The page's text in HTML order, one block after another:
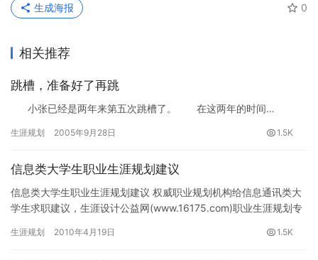
0
生成海报
相关推荐
跳槽，准备好了再跳
小张已经是两年来第五次跳槽了。 在这两年的时间…
生涯规划 2005年9月28日 1.5K
信息类大学生职业生涯规划建议
信息类大学生职业生涯规划建议 权威职业规划机构给信息通讯类大
学生求职建议，生涯设计公益网(www.16175.com)职业生涯规划专
生涯规划 2010年4月19日 1.5K